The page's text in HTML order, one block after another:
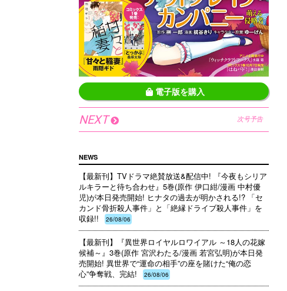
電子版を購入
NEXT 次号予告
NEWS
【最新刊】TVドラマ絶賛放送&配信中! 『今夜もシリア
ルキラーと待ち合わせ』5巻(原作 伊口紺/漫画 中村優
児)が本日発売開始! ヒナタの過去が明かされる!? 「セ
カンド骨折殺人事件」と「絶縁ドライブ殺人事件」を
収録!!
26/08/06
【最新刊】『異世界ロイヤルロワイアル ～18人の花嫁
候補～』3巻(原作 宮沢わたる/漫画 若宮弘明)が本日発
売開始! 異世界で“運命の相手”の座を賭けた“俺の恋
心”争奪戦、完結!
26/08/06